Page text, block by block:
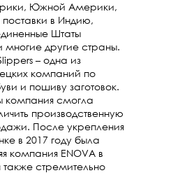
Южной Америки,
в Индию,
Штаты
другие страны.
– одна из
компаний по
и пошиву заготовок.
компания смогла
производственную
После укрепления
в 2017 году была
компания ENOVA в
также стремительно